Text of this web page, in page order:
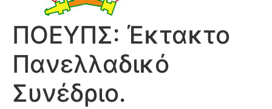
ΠΟΕΥΠΣ: Έκτακτο
Πανελλαδικό
Συνέδριο.